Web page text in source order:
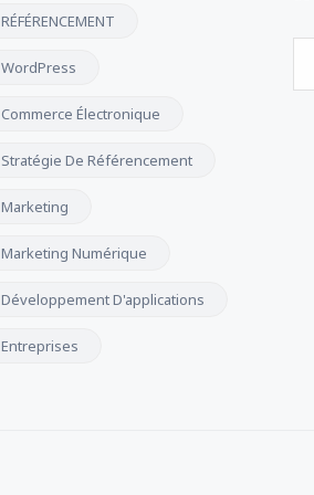
RÉFÉRENCEMENT
WordPress
Commerce Électronique
Stratégie De Référencement
Marketing
Marketing Numérique
Développement D'applications
Entreprises